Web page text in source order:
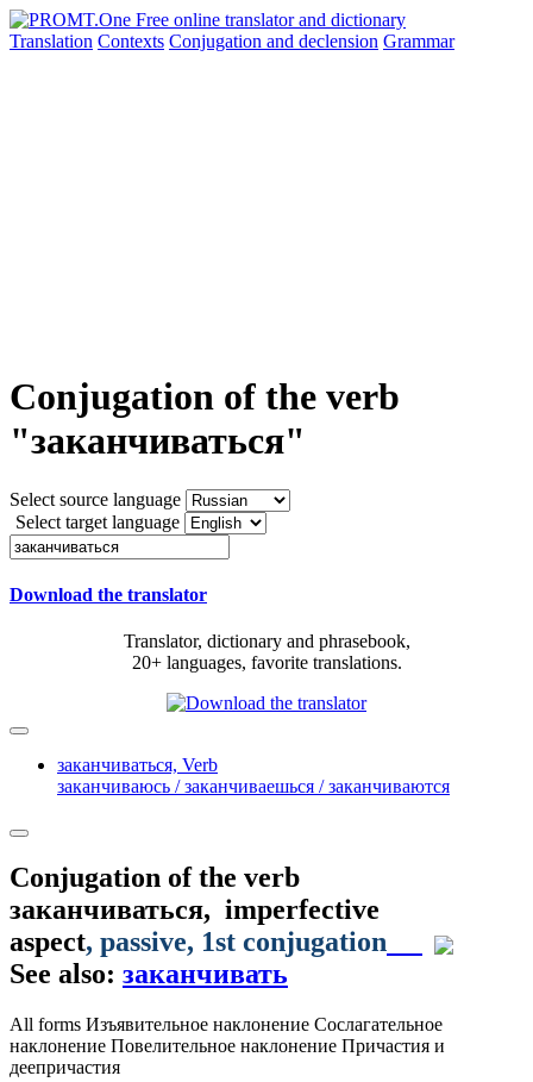
Translation Contexts Conjugation and declension Grammar
Conjugation of the verb
"заканчиваться"
Select source language
Select target language
Download the translator
Translator, dictionary and phrasebook,
20+ languages, favorite translations.
заканчиваться, Verb
заканчиваюсь / заканчиваешься / заканчиваются
Conjugation of the verb
заканчиваться, imperfective
aspect, passive, 1st conjugation
See also: заканчивать
All forms Изъявительное наклонение Сослагательное
наклонение Повелительное наклонение Причастия и
деепричастия